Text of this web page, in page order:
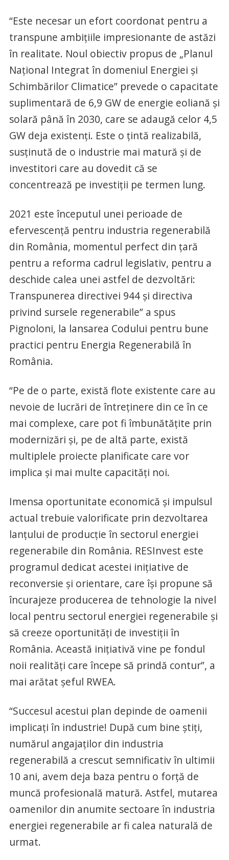
“Este necesar un efort coordonat pentru a
transpune ambițiile impresionante de astăzi
în realitate. Noul obiectiv propus de „Planul
Național Integrat în domeniul Energiei și
Schimbărilor Climatice” prevede o capacitate
suplimentară de 6,9 GW de energie eoliană și
solară până în 2030, care se adaugă celor 4,5
GW deja existenți. Este o țintă realizabilă,
susținută de o industrie mai matură și de
investitori care au dovedit că se
concentrează pe investiții pe termen lung.
2021 este începutul unei perioade de
efervescență pentru industria regenerabilă
din România, momentul perfect din țară
pentru a reforma cadrul legislativ, pentru a
deschide calea unei astfel de dezvoltări:
Transpunerea directivei 944 și directiva
privind sursele regenerabile” a spus
Pignoloni, la lansarea Codului pentru bune
practici pentru Energia Regenerabilă în
România.
“Pe de o parte, există flote existente care au
nevoie de lucrări de întreținere din ce în ce
mai complexe, care pot fi îmbunătățite prin
modernizări și, pe de altă parte, există
multiplele proiecte planificate care vor
implica și mai multe capacități noi.
Imensa oportunitate economică și impulsul
actual trebuie valorificate prin dezvoltarea
lanțului de producție în sectorul energiei
regenerabile din România. RESInvest este
programul dedicat acestei inițiative de
reconversie și orientare, care își propune să
încurajeze producerea de tehnologie la nivel
local pentru sectorul energiei regenerabile și
să creeze oportunități de investiții în
România. Această inițiativă vine pe fondul
noii realități care începe să prindă contur”, a
mai arătat șeful RWEA.
“Succesul acestui plan depinde de oamenii
implicați în industrie! După cum bine știți,
numărul angajaților din industria
regenerabilă a crescut semnificativ în ultimii
10 ani, avem deja baza pentru o forță de
muncă profesională matură. Astfel, mutarea
oamenilor din anumite sectoare în industria
energiei regenerabile ar fi calea naturală de
urmat.